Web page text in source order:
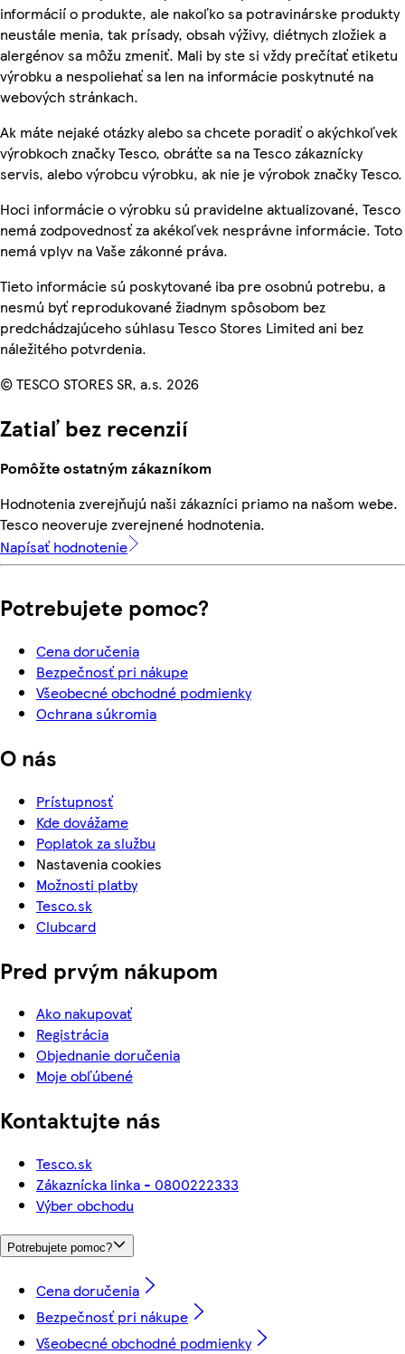
informácií o produkte, ale nakoľko sa potravinárske produkty
neustále menia, tak prísady, obsah výživy, diétnych zložiek a
alergénov sa môžu zmeniť. Mali by ste si vždy prečítať etiketu
výrobku a nespoliehať sa len na informácie poskytnuté na
webových stránkach.
Ak máte nejaké otázky alebo sa chcete poradiť o akýchkoľvek
výrobkoch značky Tesco, obráťte sa na Tesco zákaznícky
servis, alebo výrobcu výrobku, ak nie je výrobok značky Tesco.
Hoci informácie o výrobku sú pravidelne aktualizované, Tesco
nemá zodpovednosť za akékoľvek nesprávne informácie. Toto
nemá vplyv na Vaše zákonné práva.
Tieto informácie sú poskytované iba pre osobnú potrebu, a
nesmú byť reprodukované žiadnym spôsobom bez
predchádzajúceho súhlasu Tesco Stores Limited ani bez
náležitého potvrdenia.
© TESCO STORES SR, a.s. 2026
Zatiaľ bez recenzií
Pomôžte ostatným zákazníkom
Hodnotenia zverejňujú naši zákazníci priamo na našom webe.
Tesco neoveruje zverejnené hodnotenia.
Napísať hodnotenie
Potrebujete pomoc?
Cena doručenia
Bezpečnosť pri nákupe
Všeobecné obchodné podmienky
Ochrana súkromia
O nás
Prístupnosť
Kde dovážame
Poplatok za službu
Nastavenia cookies
Možnosti platby
Tesco.sk
Clubcard
Pred prvým nákupom
Ako nakupovať
Registrácia
Objednanie doručenia
Moje obľúbené
Kontaktujte nás
Tesco.sk
Zákaznícka linka - 0800222333
Výber obchodu
Potrebujete pomoc?
Cena doručenia
Bezpečnosť pri nákupe
Všeobecné obchodné podmienky